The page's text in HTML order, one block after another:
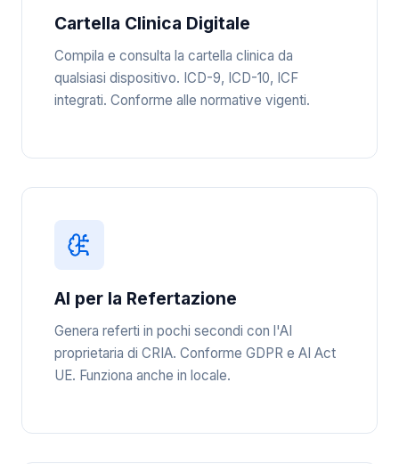
Cartella Clinica Digitale
Compila e consulta la cartella clinica da
qualsiasi dispositivo. ICD-9, ICD-10, ICF
integrati. Conforme alle normative vigenti.
AI per la Refertazione
Genera referti in pochi secondi con l'AI
proprietaria di CRIA. Conforme GDPR e AI Act
UE. Funziona anche in locale.